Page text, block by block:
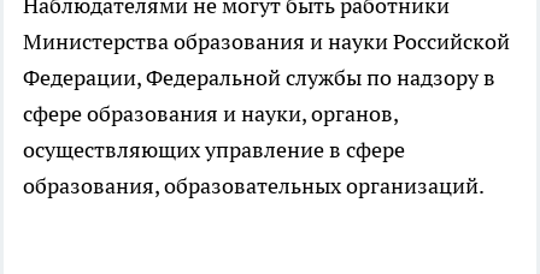
Наблюдателями не могут быть работники
Министерства образования и науки Российской
Федерации, Федеральной службы по надзору в
сфере образования и науки, органов,
осуществляющих управление в сфере
образования, образовательных организаций.